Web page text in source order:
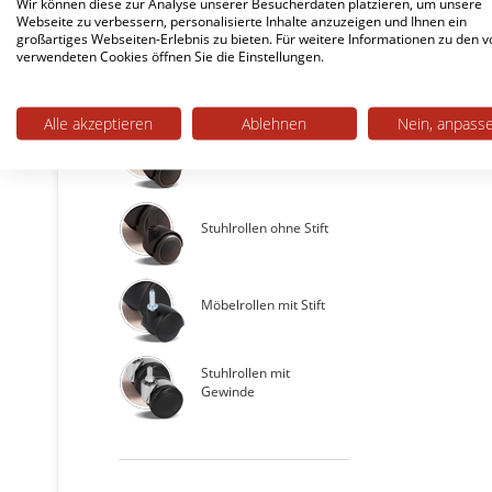
Stuhlrollen ohne Stift
Möbelrollen mit Stift
Stuhlrollen mit
Gewinde
Webseite zu verbessern, personalisierte Inhalte anzuzeigen und Ihnen ein
großartiges Webseiten-Erlebnis zu bieten. Für weitere Informationen zu den
verwendeten Cookies öffnen Sie die Einstellungen.
Alle akzeptieren Ablehnen Nein,